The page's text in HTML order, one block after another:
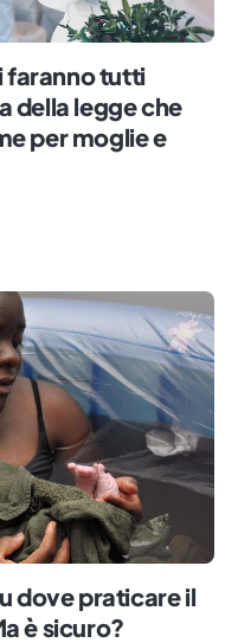
faranno tutti
della legge che
per moglie e
dove praticare il
è sicuro?